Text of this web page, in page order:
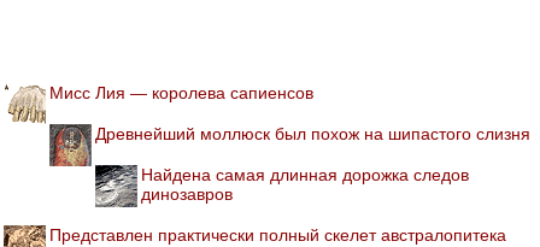
Мисс Лия — королева сапиенсов
Древнейший моллюск был похож на шипастого слизня
Найдена самая длинная дорожка следов
динозавров
Представлен практически полный скелет австралопитека